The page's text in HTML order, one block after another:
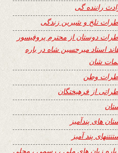
راننده گی
تلخ و شیرین زندگی
دوستان از محترم پروفیسور
استاد میرحسین شاه در باره
شان
وطن
از فرهیختگان
های پندآمیز
پند آمیز
باره زبان های ملی ، رسمی ، محلی